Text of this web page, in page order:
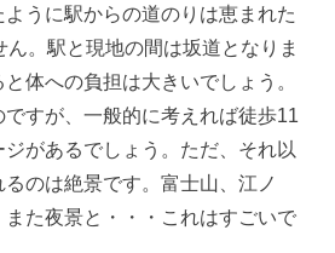
うに駅からの道のりは恵まれた
。駅と現地の間は坂道となりま
体への負担は大きいでしょう。
すが、一般的に考えれば徒歩11
があるでしょう。ただ、それ以
るのは絶景です。富士山、江ノ
た夜景と・・・これはすごいで